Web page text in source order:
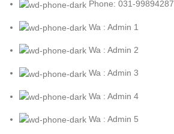
Phone: 031-99894287
Wa : Admin 1
Wa : Admin 2
Wa : Admin 3
Wa : Admin 4
Wa : Admin 5